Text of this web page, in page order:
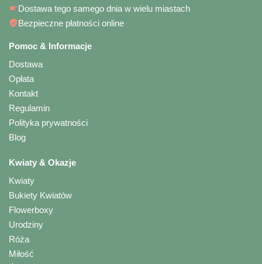
Dostawa tego samego dnia w wielu miastach
Bezpieczne płatności online
Pomoc & Informacje
Dostawa
Opłata
Kontakt
Regulamin
Polityka prywatności
Blog
Kwiaty & Okazje
Kwiaty
Bukiety Kwiatów
Flowerboxy
Urodziny
Róża
Miłość